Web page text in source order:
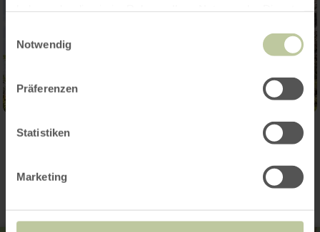
Notwendig
Präferenzen
Statistiken
Marketing
Contact